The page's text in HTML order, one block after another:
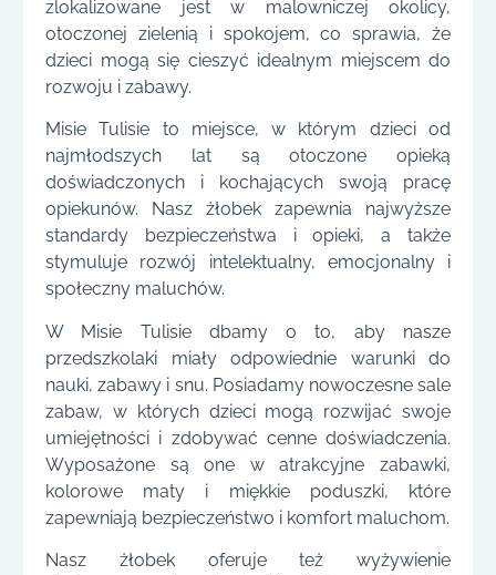
zlokalizowane jest w malowniczej okolicy,
otoczonej zielenią i spokojem, co sprawia, że
dzieci mogą się cieszyć idealnym miejscem do
rozwoju i zabawy.
Misie Tulisie to miejsce, w którym dzieci od
najmłodszych lat są otoczone opieką
doświadczonych i kochających swoją pracę
opiekunów. Nasz żłobek zapewnia najwyższe
standardy bezpieczeństwa i opieki, a także
stymuluje rozwój intelektualny, emocjonalny i
społeczny maluchów.
W Misie Tulisie dbamy o to, aby nasze
przedszkolaki miały odpowiednie warunki do
nauki, zabawy i snu. Posiadamy nowoczesne sale
zabaw, w których dzieci mogą rozwijać swoje
umiejętności i zdobywać cenne doświadczenia.
Wyposażone są one w atrakcyjne zabawki,
kolorowe maty i miękkie poduszki, które
zapewniają bezpieczeństwo i komfort maluchom.
Nasz żłobek oferuje też wyżywienie